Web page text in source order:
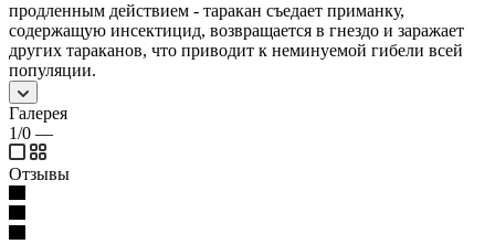
продленным действием - таракан съедает приманку,
содержащую инсектицид, возвращается в гнездо и заражает
других тараканов, что приводит к неминуемой гибели всей
популяции.
Галерея
1/0 —
Отзывы